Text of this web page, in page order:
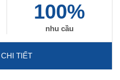
100%
nhu cầu
TIẾT